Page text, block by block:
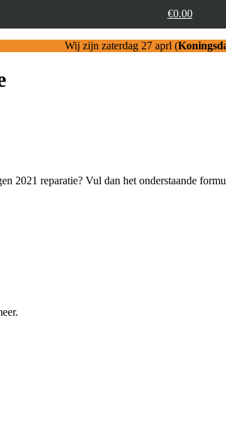
€0.00
Wij zijn zaterdag 27 aprl (
2021 reparatie? Vul dan het onderstaande